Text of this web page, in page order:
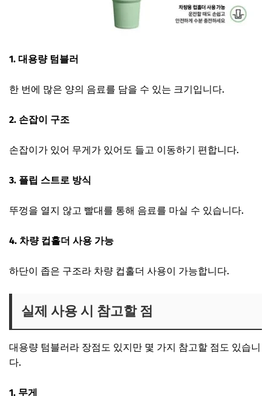
1. 대용량 텀블러
한 번에 많은 양의 음료를 담을 수 있는 크기입니다.
2. 손잡이 구조
손잡이가 있어 무게가 있어도 들고 이동하기 편합니다.
3. 플립 스트로 방식
뚜껑을 열지 않고 빨대를 통해 음료를 마실 수 있습니다.
4. 차량 컵홀더 사용 가능
하단이 좁은 구조라 차량 컵홀더 사용이 가능합니다.
실제 사용 시 참고할 점
대용량 텀블러라 장점도 있지만 몇 가지 참고할 점도 있습니
다.
1. 무게